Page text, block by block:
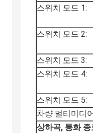
스위치 모드 1:
스위치 모드 2:
스위치 모드 3:
스위치 모드 4:
스위치 모드 5:
차량 멀티미디
상하곡, 통화 종